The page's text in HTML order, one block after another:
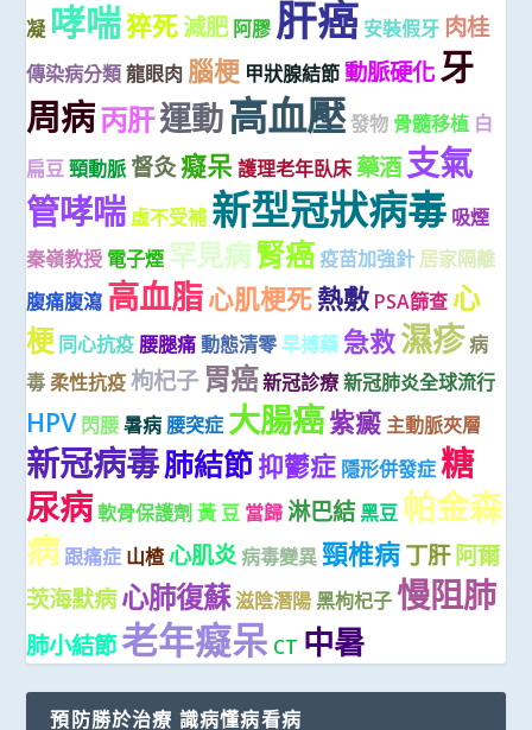
凝 哮喘猝死減肥 阿膠 肝癌 安裝假牙 肉桂
傳染病分類 龍眼肉 腦梗 甲狀腺結節 動脈硬化牙
周病丙肝運動高血壓發物 骨髓移植 白
扁豆 頸動脈 督灸癡呆 護理老年臥床 藥酒支氣
管哮喘 虛不受補 新型冠狀病毒 吸煙
秦嶺教授 電子煙 罕見病腎癌 疫苗加強針 居家隔離
腹痛腹瀉 高血脂心肌梗死熱敷 PSA篩查 心
梗 同心抗疫 腰腿痛 動態清零 早搏藥 急救濕疹病
毒 柔性抗疫 枸杞子 胃癌新冠診療 新冠肺炎全球流行
HPV 閃腰 暑病 腰突症 大腸癌紫癜 主動脈夾層
新冠病毒肺結節抑鬱症 隱形併發症 糖
尿病軟骨保護劑 黃 豆 當歸 淋巴結黑豆 帕金森
病 跟痛症 山楂 心肌炎病毒變異 頸椎病丁肝阿爾
茨海默病心肺復蘇滋陰潛陽 黑枸杞子 慢阻肺
肺小結節老年癡呆 CT 中暑
預防勝於治療 識病懂病看病